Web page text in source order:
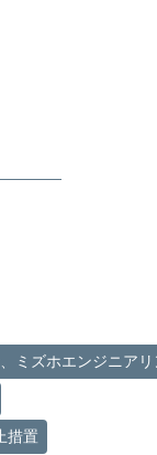
ミズホエンジニアリ
措置